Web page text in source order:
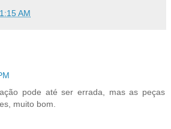
1:15 AM
pode até ser errada, mas as peças
muito bom.